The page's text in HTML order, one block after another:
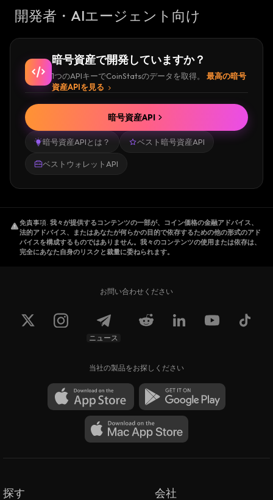
開発者・AIエージェント向け
暗号資産で開発していますか？
1つのAPIキーでCoinStatsのデータを取得。
最高の暗号
資産APIを見る
暗号資産APIとは？ ベスト暗号資産API
ベストウォレットAPI
暗号資産API
免責事項. 我々が提供するコンテンツの一部が、コイン価格の金融アドバイス、
法的アドバイス、またはあなたが何らかの目的で依存するための他の形式のアド
バイスを構成するものではありません。我々のコンテンツの使用または依存は、
完全にあなた自身のリスクと裁量に委ねられます。
お問い合わせください
ニュース
当社の製品をお探しください
探す 会社